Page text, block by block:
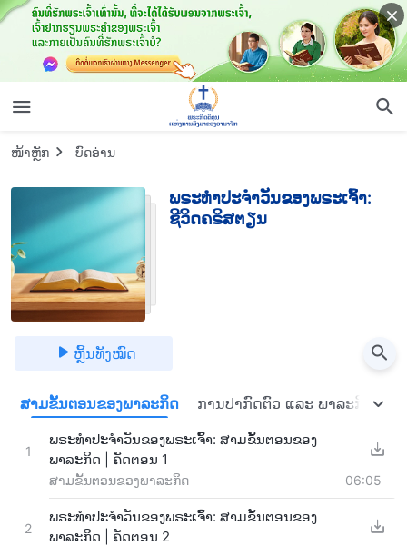
ໜ້າຫຼັກ ບົດອ່ານ
ພຣະທຳປະຈຳວັນຂອງພຣະເຈົ້າ:
ຊີວິດຄຣິສຕຽນ
ຫຼິ້ນທັງໝົດ
ສາມຂັ້ນຕອນຂອງພາລະກິດ ການປາກົດຕົວ ແລະ ພາລະກິດຂອງ
1
ພຣະທຳປະຈຳວັນຂອງພຣະເຈົ້າ: ສາມຂັ້ນຕອນຂອງ
ພາລະກິດ | ຄັດຕອນ 1
ສາມຂັ້ນຕອນຂອງພາລະກິດ 06:05
2
ພຣະທຳປະຈຳວັນຂອງພຣະເຈົ້າ: ສາມຂັ້ນຕອນຂອງ
ພາລະກິດ | ຄັດຕອນ 2